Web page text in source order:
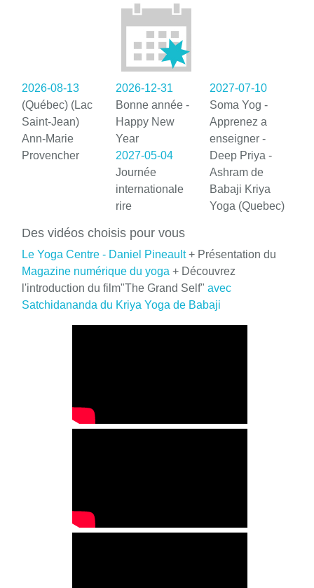
2026-08-13
(Québec) (Lac
Saint-Jean)
Ann-Marie
Provencher
2026-12-31
Bonne année -
Happy New
Year
2027-05-04
Journée
internationale
rire
2027-07-10
Soma Yog -
Apprenez a
enseigner -
Deep Priya -
Ashram de
Babaji Kriya
Yoga (Quebec)
Des vidéos choisis pour vous
Le Yoga Centre - Daniel Pineault+ Présentation du
Magazine numérique du yoga + Découvrez
l'introduction du film"The Grand Self" avec
Satchidananda du Kriya Yoga de Babaji